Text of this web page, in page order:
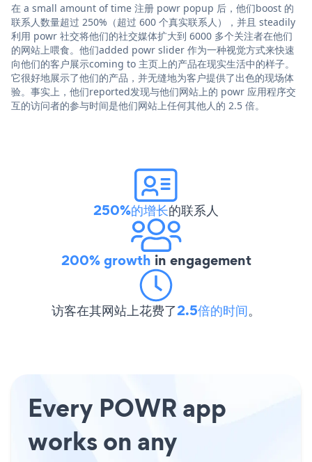
在 a small amount of time 注册 powr popup 后，他们boost 的
联系人数量超过 250%（超过 600 个真实联系人），并且 steadily
利用 powr 社交将他们的社交媒体扩大到 6000 多个关注者在他们
的网站上喂食。他们added powr slider 作为一种视觉方式来快速
向他们的客户展示coming to 主页上的产品在现实生活中的样子。
它很好地展示了他们的产品，并无缝地为客户提供了出色的现场体
验。事实上，他们reported发现与他们网站上的 powr 应用程序交
互的访问者的参与时间是他们网站上任何其他人的 2.5 倍。
250%的增长的联系人
200% growth in engagement
访客在其网站上花费了2.5倍的时间。
Every POWR app
works on any